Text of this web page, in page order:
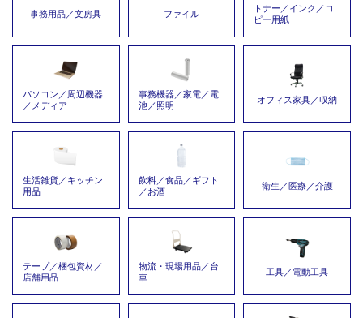
事務用品／文房具 ファイル
トナー／インク／コ
ピー用紙
パソコン／周辺機器
／メディア
事務機器／家電／電
池／照明
オフィス家具／収納
生活雑貨／キッチン
用品
飲料／食品／ギフト
／お酒
衛生／医療／介護
テープ／梱包資材／
店舗用品
物流・現場用品／台
車
工具／電動工具